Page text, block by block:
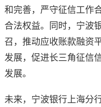
和完善，严守征信工作
合法权益。同时，宁波
召，推动应收账款融资
发展，促进长三角征信
发展。
未来，宁波银行上海分